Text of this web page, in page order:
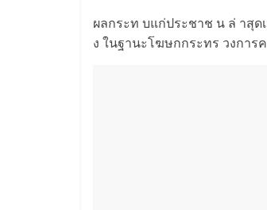
ผลกระท บแก่ประชาช น ล่ าสุ
ง ในฐานะโฆษกกระทร วงการ